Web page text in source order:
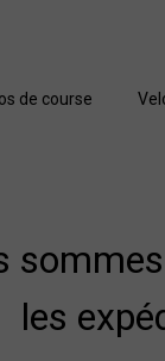
de course
les